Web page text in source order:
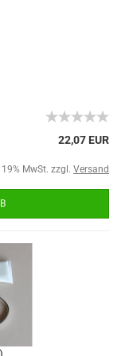
22,07 EUR
MwSt. zzgl. Versand